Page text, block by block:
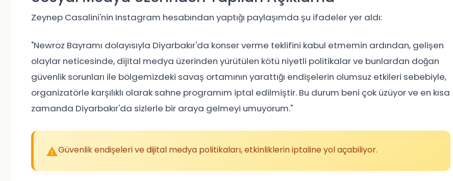
Zeynep Casalini'nin Instagram hesabından yaptığı paylaşımda şu ifadeler yer aldı:
"Newroz Bayramı dolayısıyla Diyarbakır'da konser verme teklifini kabul etmemin ardından, gelişen
olaylar neticesinde, dijital medya üzerinden yürütülen kötü niyetli politikalar ve bunlardan doğan
güvenlik sorunları ile bölgemizdeki savaş ortamının yarattığı endişelerin olumsuz etkileri sebebiyle,
organizatörle karşılıklı olarak sahne programım iptal edilmiştir. Bu durum beni çok üzüyor ve en kısa
zamanda Diyarbakır'da sizlerle bir araya gelmeyi umuyorum."
Güvenlik endişeleri ve dijital medya politikaları, etkinliklerin iptaline yol açabiliyor.